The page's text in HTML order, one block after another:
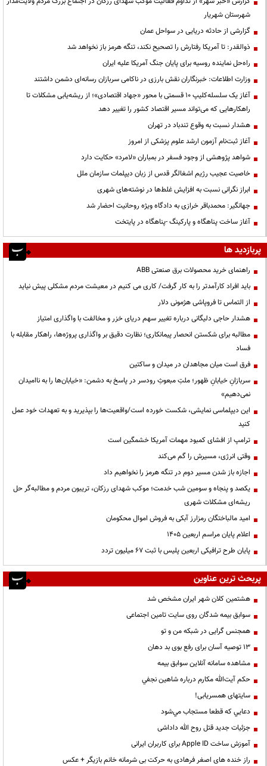
شهرستان شهریار
گزارشی از حادثه دریایی در سواحل عمان
ذوالقدر: تا آمریکا رفتارش را تصحیح نکند، تنگه هرمز باز نخواهد شد
راه‌حل نماینده روسیه برای پایان جنگ آمریکا علیه ایران
وزارت اطلاعات: خبرنگاران نقش بارزی در ناکامی سربازان رسانه‌ای دشمن داشتند
آغاز یک سلسله‌کلیپ ۱۰ قسمتی با محور «جهاد اقتصادی»؛ از ریشه‌یابی مشکلات تا
راهکارهایی که می‌تواند مسیر اقتصاد کشور را تغییر دهد
هشدار نسبت به وقوع تندباد در تهران
آغاز ثبت‌نام آزمون ارشد علوم پزشکی از امروز
شواهد پژوهشی از وجود فسفر در بمباران «لامرد» حکایت دارد
خاصیت عجیب رژیم اشغالگر قدس از زبان دیپلمات سازمان ملل
ابراز نگرانی نسبت به افزایش غلط‌ها در نوشته‌های شهری
جهانگیر: محمدباقر خرازی به دادگاه ویژه روحانیت احضار شد
آغاز ساخت پناهگاه و پارکینگ -پناهگاه در پایتخت
پربازدید ها
راهنمای خرید محصولات برق صنعتی ABB
باید افراد کارآمدتر را به کار گرفت/ کاری می کنیم در معیشت مردم مشکلی پیش نیاید
از التماس تا فروپاشی هژمونی دلار
هشدار حاجی دلیگانی درباره تغییر سهم دریای خزر و مخالفت با واگذاری امتیاز
مطالبه برای شکستن انحصار پیمانکاری؛ نظارت دقیق بر واگذاری پروژه‌ها، راهکار مقابله با
فساد
فرق است میان مجاهدان در میدان و ساکتین
سربازانِ خیابانِ ظهور؛ ملتِ مبعوثِ رودسر در پاسخ به دشمن: «خیابان‌ها را به ناامیدان
نمی‌دهیم»
این دیپلماسی نمایشی، شکست خورده است/واقعیت‌ها را بپذیرید و به تعهدات خود عمل
کنید
ترامپ از افشای کمبود مهمات آمریکا خشمگین است
وقتی انرژی، مسیرش را گم می‌کند
اجازه باز شدن مسیر دوم در تنگه هرمز را نخواهیم داد
یکصد و پنجاه و سومین شب خدمت؛ موکب شهدای رزکان، تریبون مردم و مطالبه‌گر حل
ریشه‌ای مشکلات شهری
امید مالباختگان رمزارز آبکی به فروش اموال محکومان
اعلام پایان مراسم اربعین ۱۴۰۵
پایان طرح ترافیکی اربعین پلیس با ثبت ۶۷ میلیون تردد
پربحث ترین عناوین
هشتمین کلان شهر ایران مشخص شد
سوابق بیمه شدگان روی سایت تامین اجتماعی
همجنس گرایی در شبکه من و تو
13 توصیه آسان برای رفع بوی بد دهان
مشاهده سامانه آنلاين سوابق بیمه
حكم آيت‌الله مكارم درباره شاهين نجفي
سایتهای همسریابی!
دعايي كه قطعا مستجاب مي‌شود
جزئیات جدید قتل روح الله داداشی
آموزش ساخت Apple ID برای کاربران ایرانی
راز خنده های اصغر فرهادی به حرکت بی شرمانه خانم بازیگر + عکس